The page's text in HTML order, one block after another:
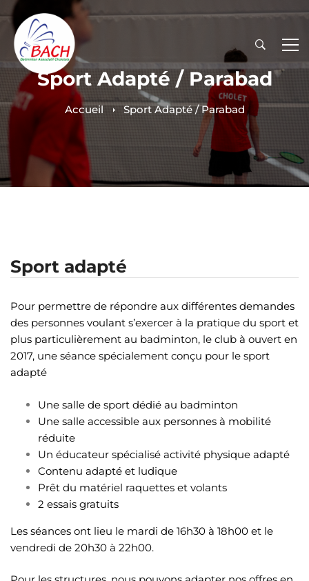
Sport Adapté / Parabad
Accueil Sport Adapté / Parabad
Sport adapté
Pour permettre de répondre aux différentes demandes
des personnes voulant s’exercer à la pratique du sport et
plus particulièrement au badminton, le club à ouvert en
2017, une séance spécialement conçu pour le sport
adapté
Une salle de sport dédié au badminton
Une salle accessible aux personnes à mobilité
réduite
Un éducateur spécialisé activité physique adapté
Contenu adapté et ludique
Prêt du matériel raquettes et volants
2 essais gratuits
Les séances ont lieu le mardi de 16h30 à 18h00 et le
vendredi de 20h30 à 22h00.